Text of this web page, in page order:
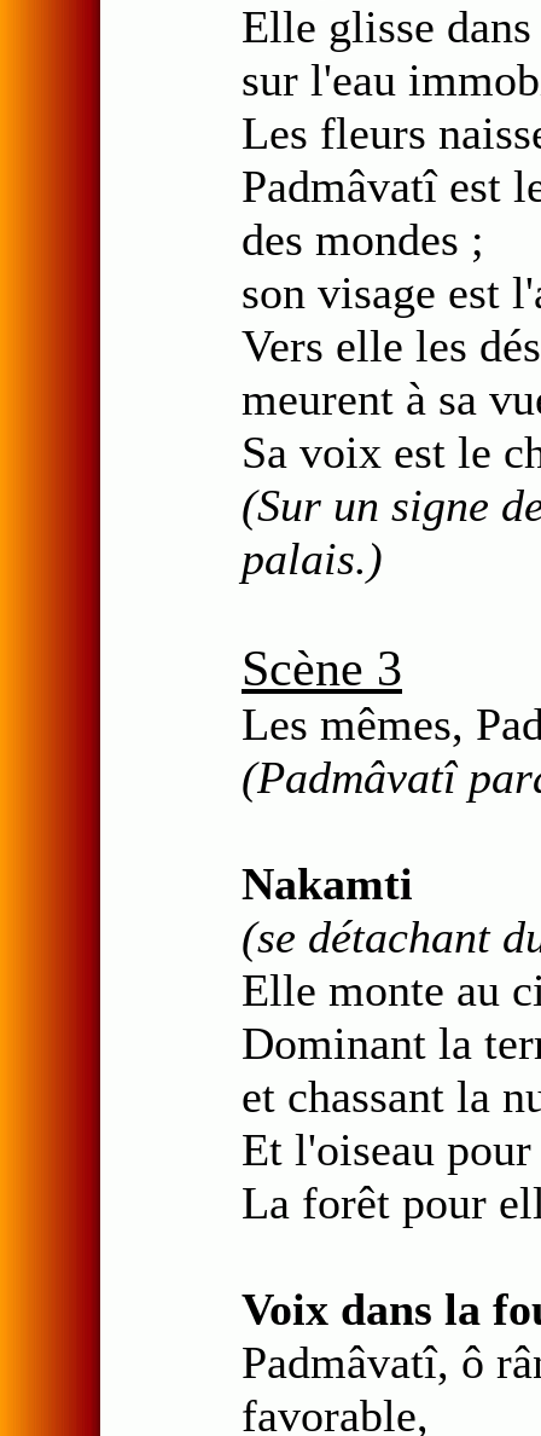
Elle glisse
sur l'eau
Les fleurs
Padmâvatî est
des mondes ;
son visage est
Vers elle les
meurent à sa
Sa voix est le
(Sur un signe
palais.)
Scène 3
Les mêmes,
(Padmâvatî
Nakamti
(se détachant
Elle monte au
Dominant la
et chassant la
Et l'oiseau
La forêt pour
Voix dans la
Padmâvatî, ô
favorable,